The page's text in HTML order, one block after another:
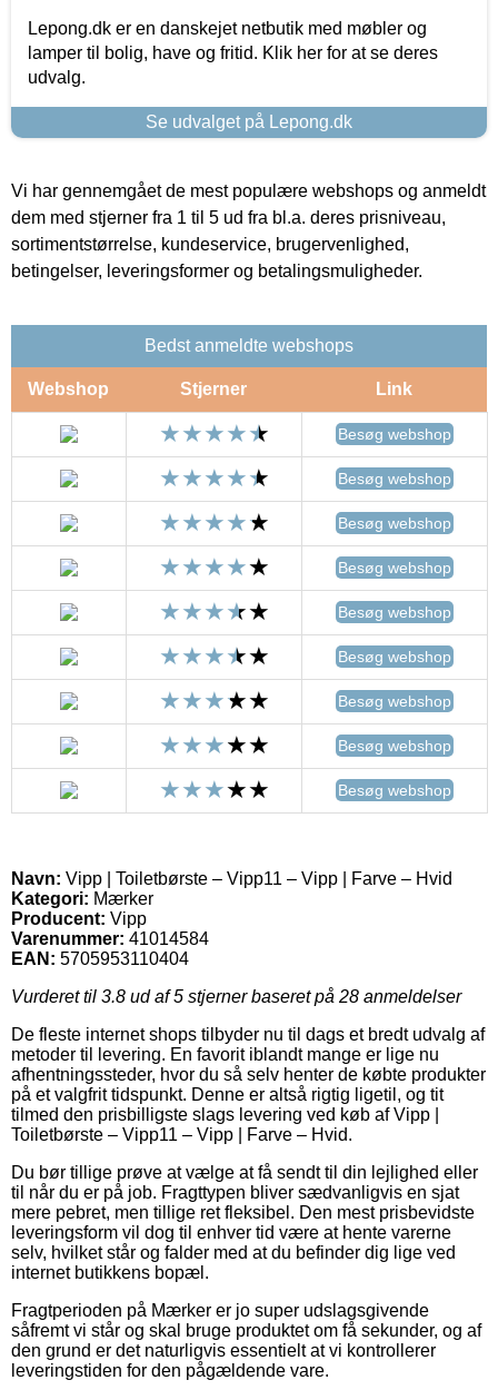
Lepong.dk er en danskejet netbutik med møbler og
lamper til bolig, have og fritid. Klik her for at se deres
udvalg.
Se udvalget på Lepong.dk
Vi har gennemgået de mest populære webshops og anmeldt
dem med stjerner fra 1 til 5 ud fra bl.a. deres prisniveau,
sortimentstørrelse, kundeservice, brugervenlighed,
betingelser, leveringsformer og betalingsmuligheder.
Bedst anmeldte webshops
Webshop Stjerner Link
Besøg webshop
Besøg webshop
Besøg webshop
Besøg webshop
Besøg webshop
Besøg webshop
Besøg webshop
Besøg webshop
Besøg webshop
Navn: Vipp | Toiletbørste – Vipp11 – Vipp | Farve – Hvid
Kategori: Mærker
Producent: Vipp
Varenummer: 41014584
EAN: 5705953110404
Vurderet til 3.8 ud af 5 stjerner baseret på 28 anmeldelser
De fleste internet shops tilbyder nu til dags et bredt udvalg af
metoder til levering. En favorit iblandt mange er lige nu
afhentningssteder, hvor du så selv henter de købte produkter
på et valgfrit tidspunkt. Denne er altså rigtig ligetil, og tit
tilmed den prisbilligste slags levering ved køb af Vipp |
Toiletbørste – Vipp11 – Vipp | Farve – Hvid.
Du bør tillige prøve at vælge at få sendt til din lejlighed eller
til når du er på job. Fragttypen bliver sædvanligvis en sjat
mere pebret, men tillige ret fleksibel. Den mest prisbevidste
leveringsform vil dog til enhver tid være at hente varerne
selv, hvilket står og falder med at du befinder dig lige ved
internet butikkens bopæl.
Fragtperioden på Mærker er jo super udslagsgivende
såfremt vi står og skal bruge produktet om få sekunder, og af
den grund er det naturligvis essentielt at vi kontrollerer
leveringstiden for den pågældende vare.